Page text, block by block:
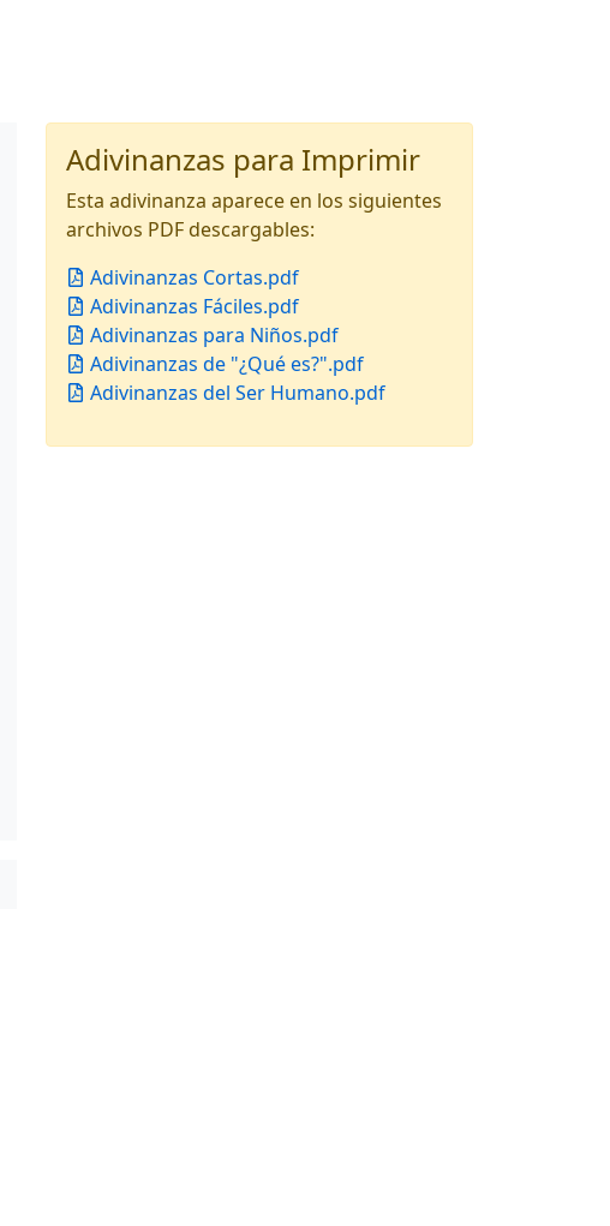
Adivinanzas para Imprimir
Esta adivinanza aparece en los siguientes
archivos PDF descargables:
Adivinanzas Cortas.pdf
Adivinanzas Fáciles.pdf
Adivinanzas para Niños.pdf
Adivinanzas de "¿Qué es?".pdf
Adivinanzas del Ser Humano.pdf